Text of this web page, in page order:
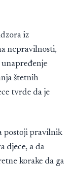
iz
nepravilnosti,
štetnih
tvrde da je
postoji pravilnik
djece, a da
korake da ga